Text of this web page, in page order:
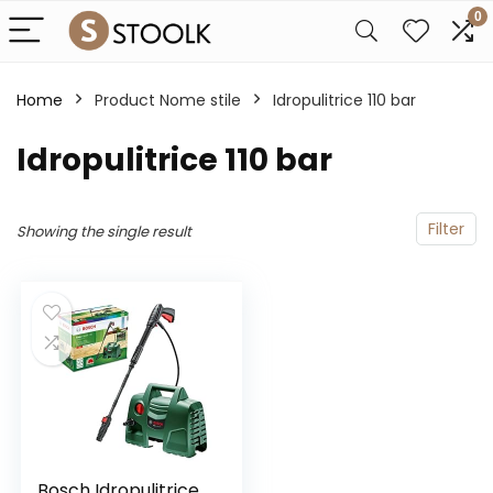
0
Home Product Nome stile Idropulitrice 110 bar
Idropulitrice 110 bar
Filter
Showing the single result